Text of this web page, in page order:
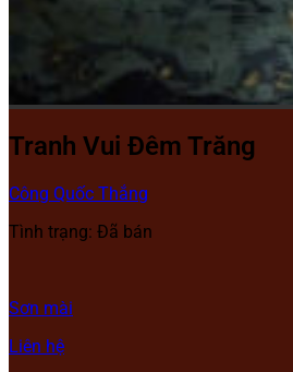
Tranh Vui Đêm Trăng
Công Quốc Thắng
Tình trạng: Đã bán
Sơn mài
Liên hệ